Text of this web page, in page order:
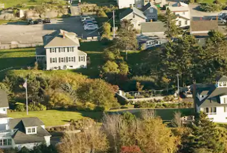
eller utforska genom att trycka eller svepa.